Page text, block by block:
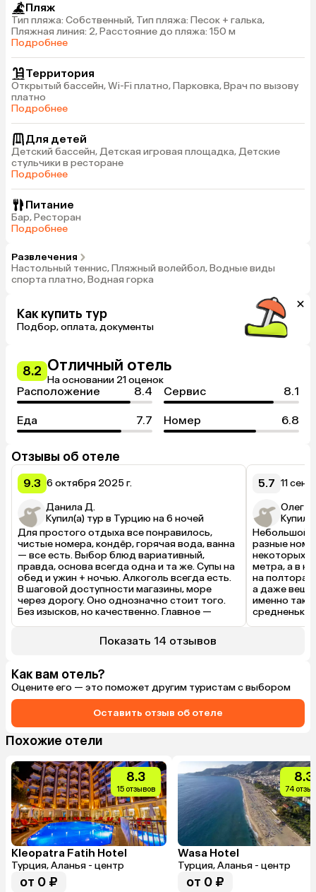
Пляж
Тип пляжа: Собственный, Тип пляжа: Песок + галька,
Пляжная линия: 2, Расстояние до пляжа: 150 м
Подробнее
Территория
Открытый бассейн, Wi-Fi платно, Парковка, Врач по вызову
платно
Подробнее
Для детей
Детский бассейн, Детская игровая площадка, Детские
стульчики в ресторане
Подробнее
Питание
Бар, Ресторан
Подробнее
Развлечения
Настольный теннис, Пляжный волейбол, Водные виды
спорта платно, Водная горка
Как купить тур
Подбор, оплата, документы
8.2 Отличный отель
На основании 21 оценок
Расположение 8.4 Сервис 8.1
Еда 7.7 Номер 6.8
Отзывы об отеле
9.3 6 октября 2025 г.
Данила Д.
Купил(а) тур в Турцию на 6 ночей
Для простого отдыха все понравилось,
чистые номера, кондёр, горячая вода, ванна
— все есть. Выбор блюд вариативный,
правда, основа всегда одна и та же. Супы на
обед и ужин + ночью. Алкоголь всегда есть.
В шаговой доступности магазины, море
через дорогу. Оно однозначно стоит того.
Без изысков, но качественно. Главное —
человеческого сейчас в дефиците.
Независимо от места рождения. Отдельная
Анастасии за чуткость и отзывчивость и
Михаилу за понимание и помощь в
размещении. Всем добра! :)
5.7 11
Олег М.
Небольшой
разные
некоторых
метра, а в
на полтора,
а даже вещи
именно
— смесь
кирпичей.
Клеопатра,
пирса или
пирсе еще
спасатель,
спасти и
раз
чистое,
течет с
и отелем
магазинов,
Показать 14 отзывов
Как вам отель?
Оцените его — это поможет другим туристам с выбором
Оставить отзыв об отеле
Похожие отели
8.3
15 отзывов
Kleopatra Fatih Hotel
Турция, Аланья - центр
от 0 ₽
8.3
74
Wasa Hotel
Турция, Аланья - центр
от 0 ₽